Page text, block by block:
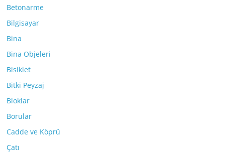
Betonarme
Bilgisayar
Bina
Bina Objeleri
Bisiklet
Bitki Peyzaj
Bloklar
Borular
Cadde ve Köprü
Çatı